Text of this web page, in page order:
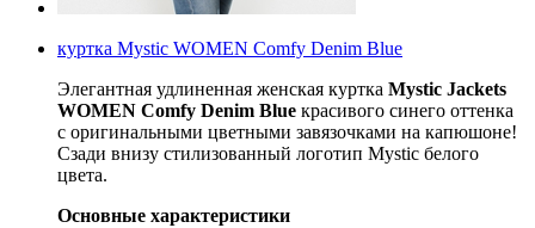
куртка Mystic WOMEN Comfy Denim Blue
Элегантная удлиненная женская куртка Mystic Jackets
WOMEN Comfy Denim Blue красивого синего оттенка
с оригинальными цветными завязочками на капюшоне!
Сзади внизу стилизованный логотип Mystic белого
цвета.
Основные характеристики